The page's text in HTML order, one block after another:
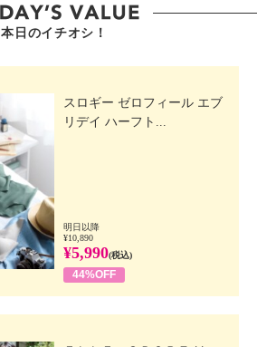
本日のイチオシ！
スロギー ゼロフィール エブ
リデイ ハーフト...
明日以降
¥10,890
¥5,990(税込)
44%OFF